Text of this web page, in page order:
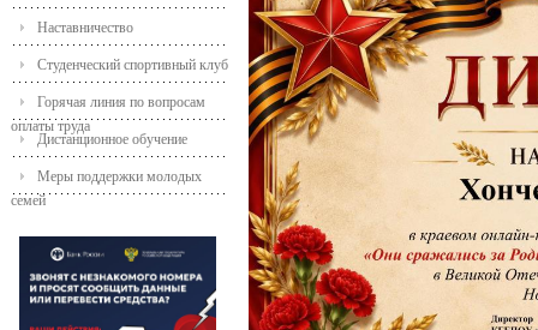
Наставничество
Студенческий спортивный клуб
Горячая линия по вопросам
оплаты труда
Дистанционное обучение
Меры поддержки молодых
семей